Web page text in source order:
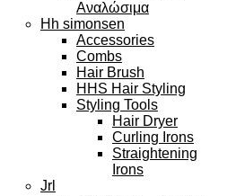
Αναλώσιμα
Hh simonsen
Accessories
Combs
Hair Brush
HHS Hair Styling
Styling Tools
Hair Dryer
Curling Irons
Straightening
Irons
Jrl